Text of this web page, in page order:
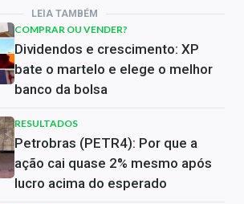
LEIA TAMBÉM
COMPRAR OU VENDER?
Dividendos e crescimento: XP
bate o martelo e elege o melhor
banco da bolsa
RESULTADOS
Petrobras (PETR4): Por que a
ação cai quase 2% mesmo após
lucro acima do esperado